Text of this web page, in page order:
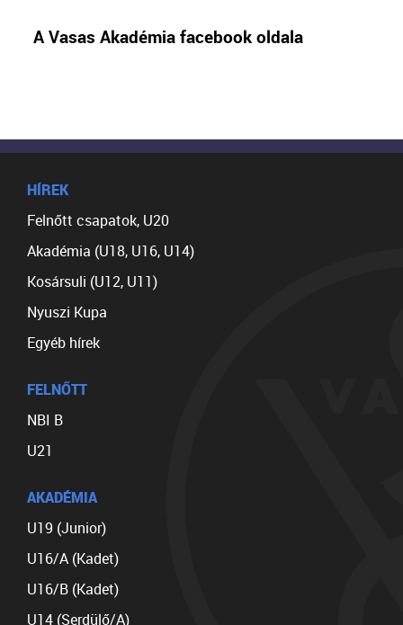
A Vasas Akadémia facebook oldala
HÍREK
Felnőtt csapatok, U20
Akadémia (U18, U16, U14)
Kosársuli (U12, U11)
Nyuszi Kupa
Egyéb hírek
FELNŐTT
NBI B
U21
AKADÉMIA
U19 (Junior)
U16/A (Kadet)
U16/B (Kadet)
U14 (Serdülő/A)